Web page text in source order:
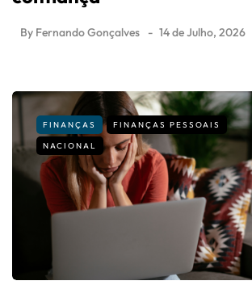
By Fernando Gonçalves 14 de Julho, 2026
FINANÇAS
FINANÇAS PESSOAIS
NACIONAL